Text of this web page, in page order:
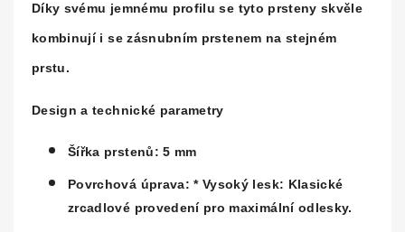
Díky svému jemnému profilu se tyto prsteny skvěle
kombinují i se zásnubním prstenem na stejném
prstu.
Design a technické parametry
Šířka prstenů: 5 mm
Povrchová úprava: *Vysoký lesk: Klasické
zrcadlové provedení pro maximální odlesky.